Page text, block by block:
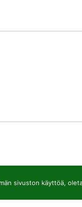
sivuston käyttöä,